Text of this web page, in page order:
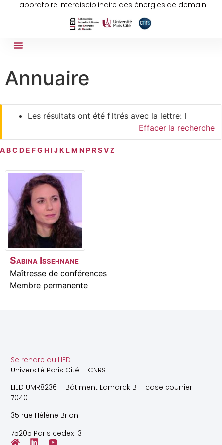
Laboratoire interdisciplinaire des énergies de demain
Annuaire
Les résultats ont été filtrés avec la lettre: I
Effacer la recherche
ABC DE FG HI J K LM NPRSVZ
Sabina Issehnane
Maîtresse de conférences
Membre permanente
Se rendre au LIED
Université Paris Cité – CNRS
LIED UMR8236 – Bâtiment Lamarck B – case courrier
7040
35 rue Hélène Brion
75205 Paris cedex 13